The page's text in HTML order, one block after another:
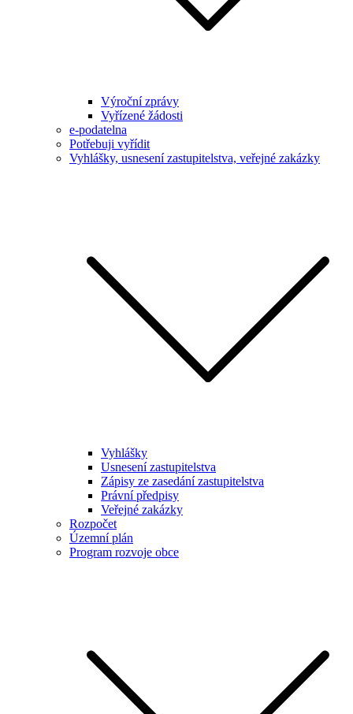
Výroční zprávy
Vyřízené žádosti
e-podatelna
Potřebuji vyřídit
Vyhlášky, usnesení zastupitelstva, veřejné zakázky
Vyhlášky
Usnesení zastupitelstva
Zápisy ze zasedání zastupitelstva
Právní předpisy
Veřejné zakázky
Rozpočet
Územní plán
Program rozvoje obce